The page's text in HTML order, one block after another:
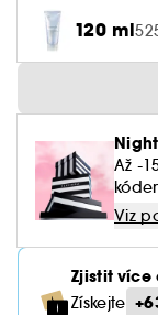
120 ml
Až -
Viz
Zjistit více
Získejte